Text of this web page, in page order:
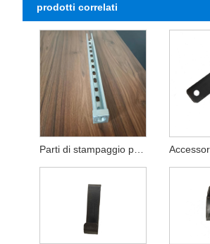
prodotti correlati
Parti di stampaggio personalizzate non standard di tipo C a forma di U